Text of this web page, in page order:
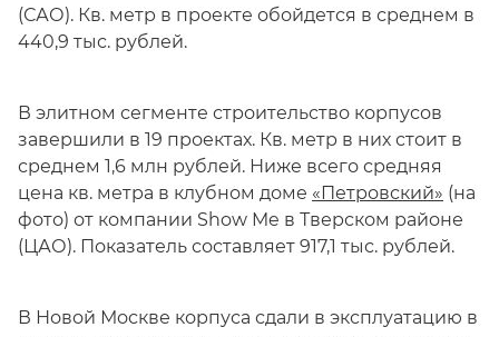
(САО). Кв. метр в проекте обойдется в среднем в
440,9 тыс. рублей.
В элитном сегменте строительство корпусов
завершили в 19 проектах. Кв. метр в них стоит в
среднем 1,6 млн рублей. Ниже всего средняя
цена кв. метра в клубном доме «Петровский» (на
фото) от компании Show Me в Тверском районе
(ЦАО). Показатель составляет 917,1 тыс. рублей.
В Новой Москве корпуса сдали в эксплуатацию в